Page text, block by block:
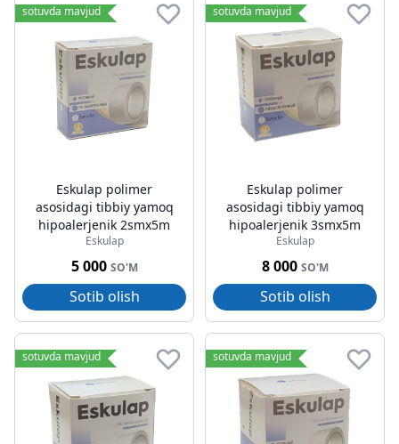
sotuvda mavjud
Eskulap polimer
asosidagi tibbiy yamoq
hipoalerjenik 2smx5m
Eskulap
5 000 SO'M
Sotib olish
sotuvda mavjud
Eskulap polimer
asosidagi tibbiy yamoq
hipoalerjenik 3smx5m
Eskulap
8 000 SO'M
Sotib olish
sotuvda mavjud sotuvda mavjud